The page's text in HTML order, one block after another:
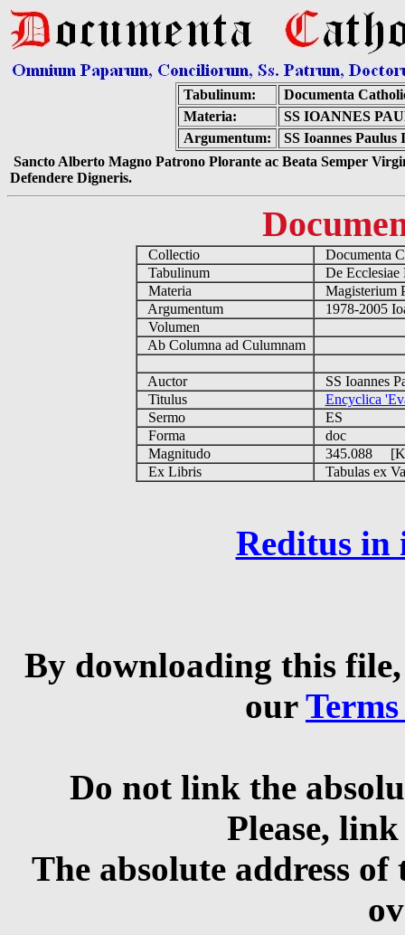
Tabulinum:
Documenta
Materia:
SS IOANNES
Argumentum:
SS Ioannes
Sancto Alberto Magno Patrono Plorante ac Beata Semper
Defendere Digneris.
Collectio
Documenta
Tabulinum
De
Materia
Magisterium
Argumentum
1978-2005
Volumen
Ab Columna ad Culumnam
Auctor
SS Ioannes
Titulus
Encyclica
Sermo
ES
Forma
doc
Magnitudo
345.088
Ex Libris
Tabulas ex
Reditus in
By downloading this
our
Do not link the
Please,
The absolute address